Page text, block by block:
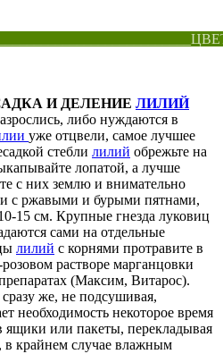
ДЕЛЕНИЕ ЛИЛИЙ
либо нуждаются в
уже отцвели, самое лучшее
стебли лилий обрежьте на
лопатой, а лучше
с них землю и внимательно
с ржавыми и бурыми пятнами,
15 см. Крупные гнезда луковиц
сами на отдельные
лилий с корнями протравите в
растворе марганцовки
(Максим, Витарос).
же, не подсушивая,
необходимость некоторое время
ящики или пакеты, перекладывая
крайнем случае влажным